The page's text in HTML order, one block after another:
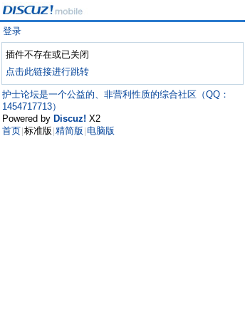
登录
插件不存在或已关闭
点击此链接进行跳转
护士论坛是一个公益的、非营利性质的综合社区（QQ：
1454717713）
Powered by Discuz! X2
首页 标准版 精简版 电脑版